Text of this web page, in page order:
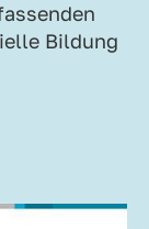
Bildung